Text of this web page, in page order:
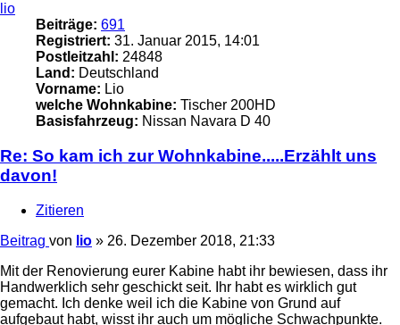
lio
Beiträge: 691
Registriert: 31. Januar 2015, 14:01
Postleitzahl: 24848
Land: Deutschland
Vorname: Lio
welche Wohnkabine: Tischer 200HD
Basisfahrzeug: Nissan Navara D 40
Re: So kam ich zur Wohnkabine.....Erzählt uns
davon!
Zitieren
Beitrag von lio » 26. Dezember 2018, 21:33
Mit der Renovierung eurer Kabine habt ihr bewiesen, dass ihr
Handwerklich sehr geschickt seit. Ihr habt es wirklich gut
gemacht. Ich denke weil ich die Kabine von Grund auf
aufgebaut habt, wisst ihr auch um mögliche Schwachpunkte.